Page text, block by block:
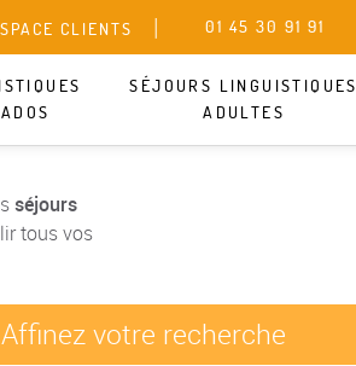
CLIENTS 01 45 30 91 91
SÉJOURS LINGUISTIQUES
ADULTES
séjours
tous vos
Affinez votre recherche